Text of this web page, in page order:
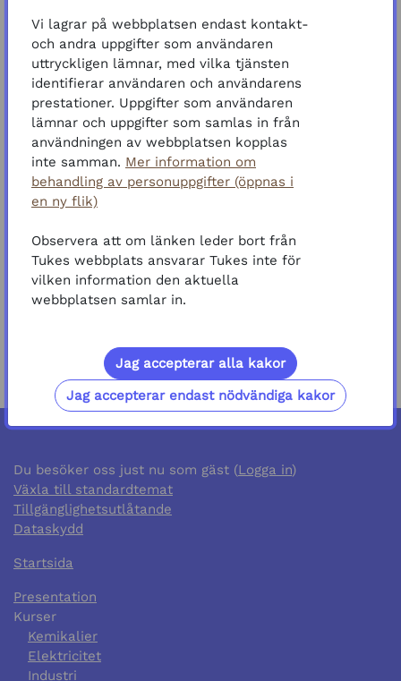
Nu kör vi!
KursmaterialScormpaket
Slutförande
Feedbackformulär
Slutförande
Du besöker oss just nu som gäst (Logga in)
Växla till standardtemat
Tillgänglighetsutlåtande
Dataskydd
Startsida
Presentation
Kurser
Kemikalier
Elektricitet
Industri
Vi lagrar på webbplatsen endast kontakt-
och andra uppgifter som användaren
uttryckligen lämnar, med vilka tjänsten
identifierar användaren och användarens
prestationer. Uppgifter som användaren
lämnar och uppgifter som samlas in från
användningen av webbplatsen kopplas
inte samman. Mer information om
behandling av personuppgifter (öppnas i
en ny flik)
Observera att om länken leder bort från
Tukes webbplats ansvarar Tukes inte för
vilken information den aktuella
webbplatsen samlar in.
Jag accepterar alla kakor
Jag accepterar endast nödvändiga kakor